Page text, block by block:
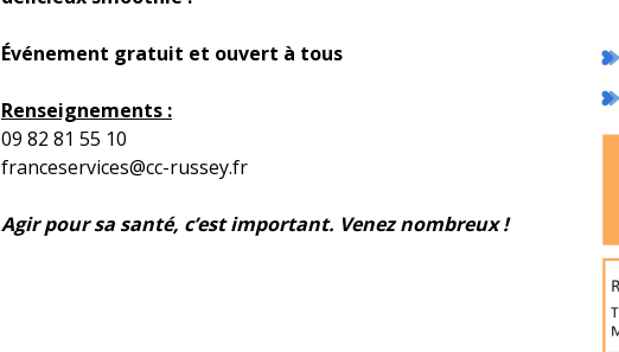
Événement gratuit et ouvert à tous
Renseignements :
09 82 81 55 10
franceservices@cc-russey.fr
Agir pour sa santé, c’est important. Venez nombreux !